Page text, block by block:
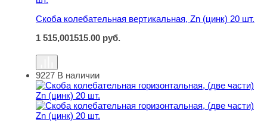
Скоба колебательная вертикальная, Zn (цинк) 20 шт.
1 515,001515.00 руб.
Скоба колебательная горизонтальная, (две части) Zn
9227 В наличии